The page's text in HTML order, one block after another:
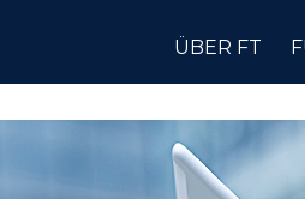
ÜBER FT